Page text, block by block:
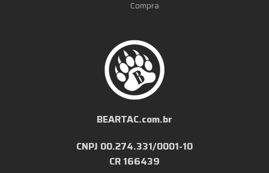
Compra
BEARTAC.com.br
CNPJ 00.274.331/0001-10
CR 166439